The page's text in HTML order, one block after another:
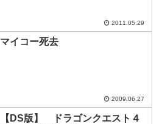
2011.05.29
マイコー死去
2009.06.27
【DS版】 ドラゴンクエスト４